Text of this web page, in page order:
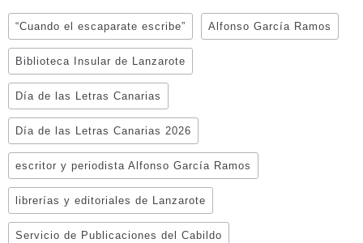
“Cuando el escaparate escribe” Alfonso García Ramos
Biblioteca Insular de Lanzarote
Día de las Letras Canarias
Día de las Letras Canarias 2026
escritor y periodista Alfonso García Ramos
librerías y editoriales de Lanzarote
Servicio de Publicaciones del Cabildo